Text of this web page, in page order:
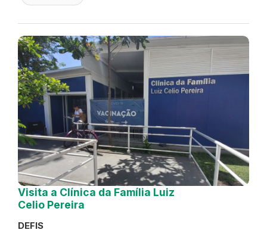
Visita a Clínica da Família Luiz
Celio Pereira
DEFIS